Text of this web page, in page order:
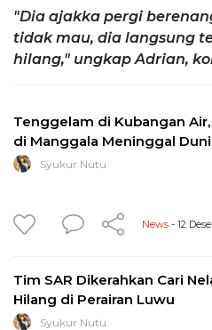
"Dia ajakka pergi
tidak mau, dia langsung
hilang," ungkap Adrian,
Tenggelam di Kubangan Air,
di Manggala Meninggal
Syukur Nutu
News - 12
Tim SAR Dikerahkan Cari
Hilang di Perairan Luwu
Syukur Nutu